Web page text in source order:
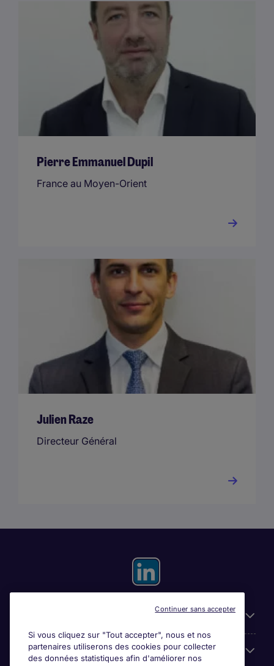
Pierre Emmanuel Dupil
France au Moyen-Orient
Julien Raze
Directeur Général
Espace employeurs
Si vous cliquez sur "Tout accepter", nous et nos
partenaires utiliserons des cookies pour collecter
des données statistiques afin d'améliorer nos
Continuer sans accepter